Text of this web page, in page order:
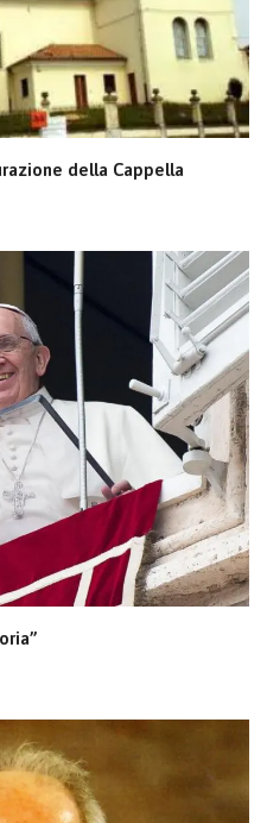
della Cappella